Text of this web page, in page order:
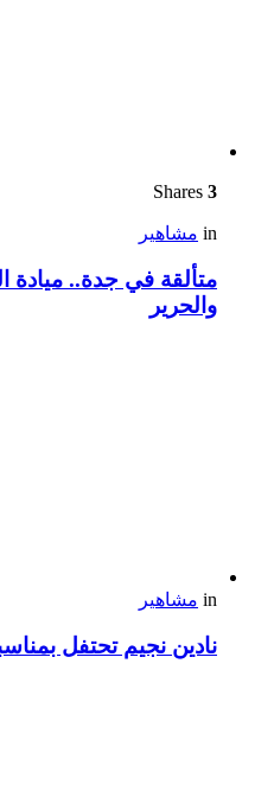
3
in مشاهير
متألقة في جدة.. ميادة
والحرير
in مشاهير
نادين نجيم تحتفل